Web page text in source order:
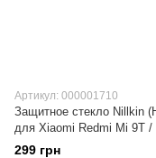
Артикул: 000001710
Защитное стекло Nillkin
для Xiaomi Redmi Mi 9T /
Pro / K20 / K20 Pro.
299 грн